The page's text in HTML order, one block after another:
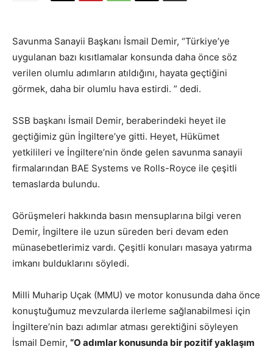
Savunma Sanayii Başkanı İsmail Demir, “Türkiye’ye
uygulanan bazı kısıtlamalar konsunda daha önce söz
verilen olumlu adımların atıldığını, hayata geçtiğini
görmek, daha bir olumlu hava estirdi. ” dedi.
SSB başkanı İsmail Demir, beraberindeki heyet ile
geçtiğimiz gün İngiltere’ye gitti. Heyet, Hükümet
yetkilileri ve İngiltere’nin önde gelen savunma sanayii
firmalarından BAE Systems ve Rolls-Royce ile çeşitli
temaslarda bulundu.
Görüşmeleri hakkında basın mensuplarına bilgi veren
Demir, İngiltere ile uzun süreden beri devam eden
münasebetlerimiz vardı. Çeşitli konuları masaya yatırma
imkanı bulduklarını söyledi.
Milli Muharip Uçak (MMU) ve motor konusunda daha önce
konuştuğumuz mevzularda ilerleme sağlanabilmesi için
İngiltere’nin bazı adımlar atması gerektiğini söyleyen
İsmail Demir, “O adımlar konusunda bir pozitif yaklaşım